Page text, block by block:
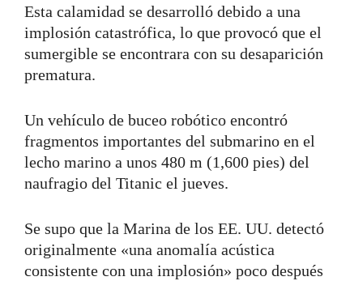
Esta calamidad se desarrolló debido a una
implosión catastrófica, lo que provocó que el
sumergible se encontrara con su desaparición
prematura.
Un vehículo de buceo robótico encontró
fragmentos importantes del submarino en el
lecho marino a unos 480 m (1,600 pies) del
naufragio del Titanic el jueves.
Se supo que la Marina de los EE. UU. detectó
originalmente «una anomalía acústica
consistente con una implosión» poco después